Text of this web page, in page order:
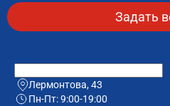
Лермонтова, 43
Пн-Пт: 9:00-19:00